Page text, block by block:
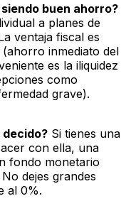
buen ahorro?
a planes de
ventaja fiscal es
inmediato del
es la iliquidez
como
grave).
decido? Si tienes una
con ella, una
fondo monetario
dejes grandes
al 0%.